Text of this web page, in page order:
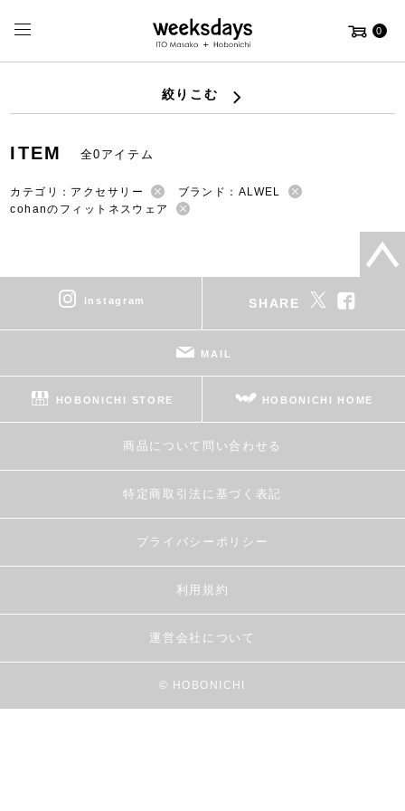
0
絞りこむ
ITEM 全0アイテム
カテゴリ：アクセサリー
ブランド：ALWEL
cohanのフィットネスウェア
instagram SHARE
MAIL
HOBONICHI STORE HOBONICHI HOME
商品について問い合わせる
特定商取引法に基づく表記
プライバシーポリシー
利用規約
運営会社について
© HOBONICHI